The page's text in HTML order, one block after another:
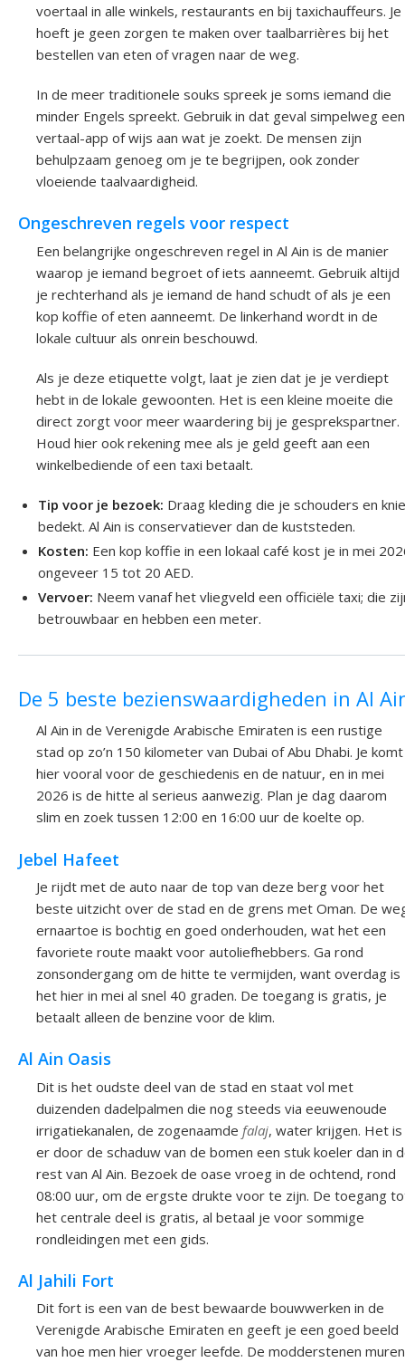
voertaal in alle winkels, restaurants en bij taxichauffeurs. Je
hoeft je geen zorgen te maken over taalbarrières bij het
bestellen van eten of vragen naar de weg.
In de meer traditionele souks spreek je soms iemand die
minder Engels spreekt. Gebruik in dat geval simpelweg een
vertaal-app of wijs aan wat je zoekt. De mensen zijn
behulpzaam genoeg om je te begrijpen, ook zonder
vloeiende taalvaardigheid.
Ongeschreven regels voor respect
Een belangrijke ongeschreven regel in Al Ain is de manier
waarop je iemand begroet of iets aanneemt. Gebruik altijd
je rechterhand als je iemand de hand schudt of als je een
kop koffie of eten aanneemt. De linkerhand wordt in de
lokale cultuur als onrein beschouwd.
Als je deze etiquette volgt, laat je zien dat je je verdiept
hebt in de lokale gewoonten. Het is een kleine moeite die
direct zorgt voor meer waardering bij je gesprekspartner.
Houd hier ook rekening mee als je geld geeft aan een
winkelbediende of een taxi betaalt.
Tip voor je bezoek: Draag kleding die je schouders en
bedekt. Al Ain is conservatiever dan de kuststeden.
Kosten: Een kop koffie in een lokaal café kost je in mei
ongeveer 15 tot 20 AED.
Vervoer: Neem vanaf het vliegveld een officiële taxi; die
betrouwbaar en hebben een meter.
De 5 beste bezienswaardigheden in Al
Al Ain in de Verenigde Arabische Emiraten is een rustige
stad op zo’n 150 kilometer van Dubai of Abu Dhabi. Je komt
hier vooral voor de geschiedenis en de natuur, en in mei
2026 is de hitte al serieus aanwezig. Plan je dag daarom
slim en zoek tussen 12:00 en 16:00 uur de koelte op.
Jebel Hafeet
Je rijdt met de auto naar de top van deze berg voor het
beste uitzicht over de stad en de grens met Oman. De
ernaartoe is bochtig en goed onderhouden, wat het een
favoriete route maakt voor autoliefhebbers. Ga rond
zonsondergang om de hitte te vermijden, want overdag is
het hier in mei al snel 40 graden. De toegang is gratis, je
betaalt alleen de benzine voor de klim.
Al Ain Oasis
Dit is het oudste deel van de stad en staat vol met
duizenden dadelpalmen die nog steeds via eeuwenoude
irrigatiekanalen, de zogenaamde falaj, water krijgen. Het is
er door de schaduw van de bomen een stuk koeler dan in
rest van Al Ain. Bezoek de oase vroeg in de ochtend, rond
08:00 uur, om de ergste drukte voor te zijn. De toegang
het centrale deel is gratis, al betaal je voor sommige
rondleidingen met een gids.
Al Jahili Fort
Dit fort is een van de best bewaarde bouwwerken in de
Verenigde Arabische Emiraten en geeft je een goed beeld
van hoe men hier vroeger leefde. De modderstenen muren